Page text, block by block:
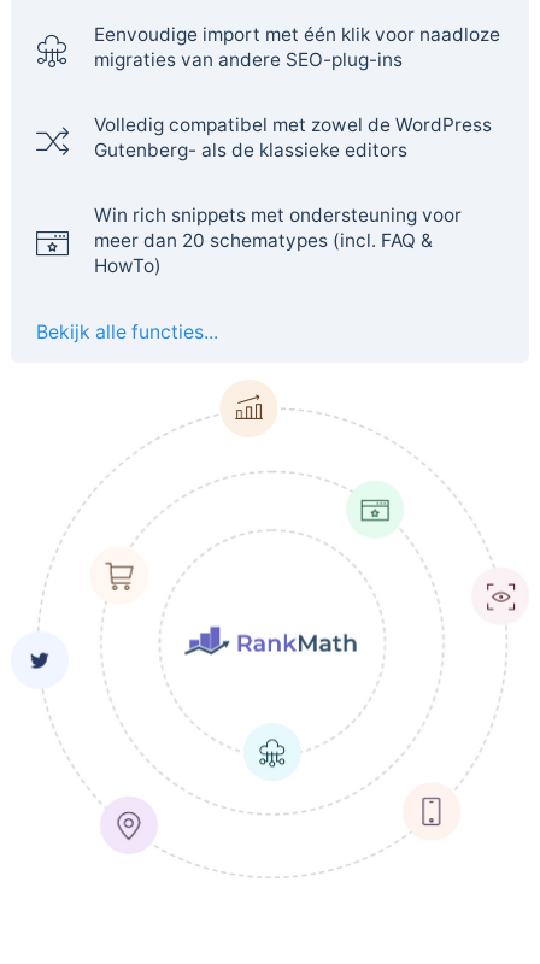
Eenvoudige import met één klik voor naadloze
migraties van andere SEO-plug-ins
Volledig compatibel met zowel de WordPress
Gutenberg- als de klassieke editors
Win rich snippets met ondersteuning voor
meer dan 20 schematypes (incl. FAQ &
HowTo)
Bekijk alle functies...